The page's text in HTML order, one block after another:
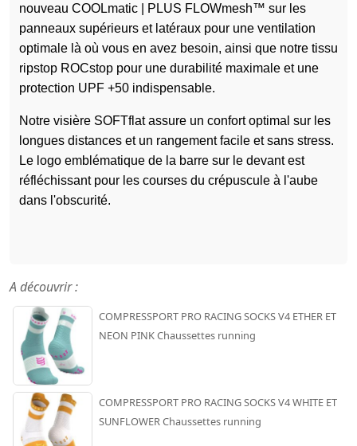
nouveau COOLmatic | PLUS FLOWmesh™ sur les
panneaux supérieurs et latéraux pour une ventilation
optimale là où vous en avez besoin, ainsi que notre tissu
ripstop ROCstop pour une durabilité maximale et une
protection UPF +50 indispensable.
Notre visière SOFTflat assure un confort optimal sur les
longues distances et un rangement facile et sans stress.
Le logo emblématique de la barre sur le devant est
réfléchissant pour les courses du crépuscule à l'aube
dans l'obscurité.
A découvrir :
COMPRESSPORT PRO RACING SOCKS V4 ETHER ET
NEON PINK Chaussettes running
COMPRESSPORT PRO RACING SOCKS V4 WHITE ET
SUNFLOWER Chaussettes running